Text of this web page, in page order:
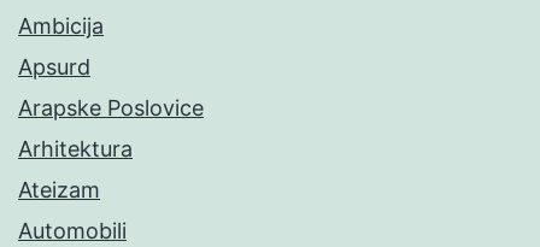
Ambicija
Apsurd
Arapske Poslovice
Arhitektura
Ateizam
Automobili